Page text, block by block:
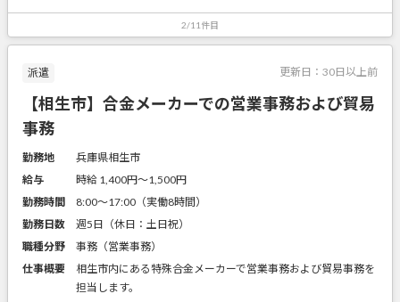
2/11件目
派遣 更新日： 30日以上前
【相生市】合金メーカーでの営業事務および貿易
事務
勤務地
兵庫県相生市
給与
時給 1,400円〜1,500円
勤務時間
8:00～17:00（実働8時間）
勤務日数
週5日（休日：土日祝）
職種分野
事務（営業事務）
仕事概要
相生市内にある特殊合金メーカーで営業事務および貿易事務を
担当します。